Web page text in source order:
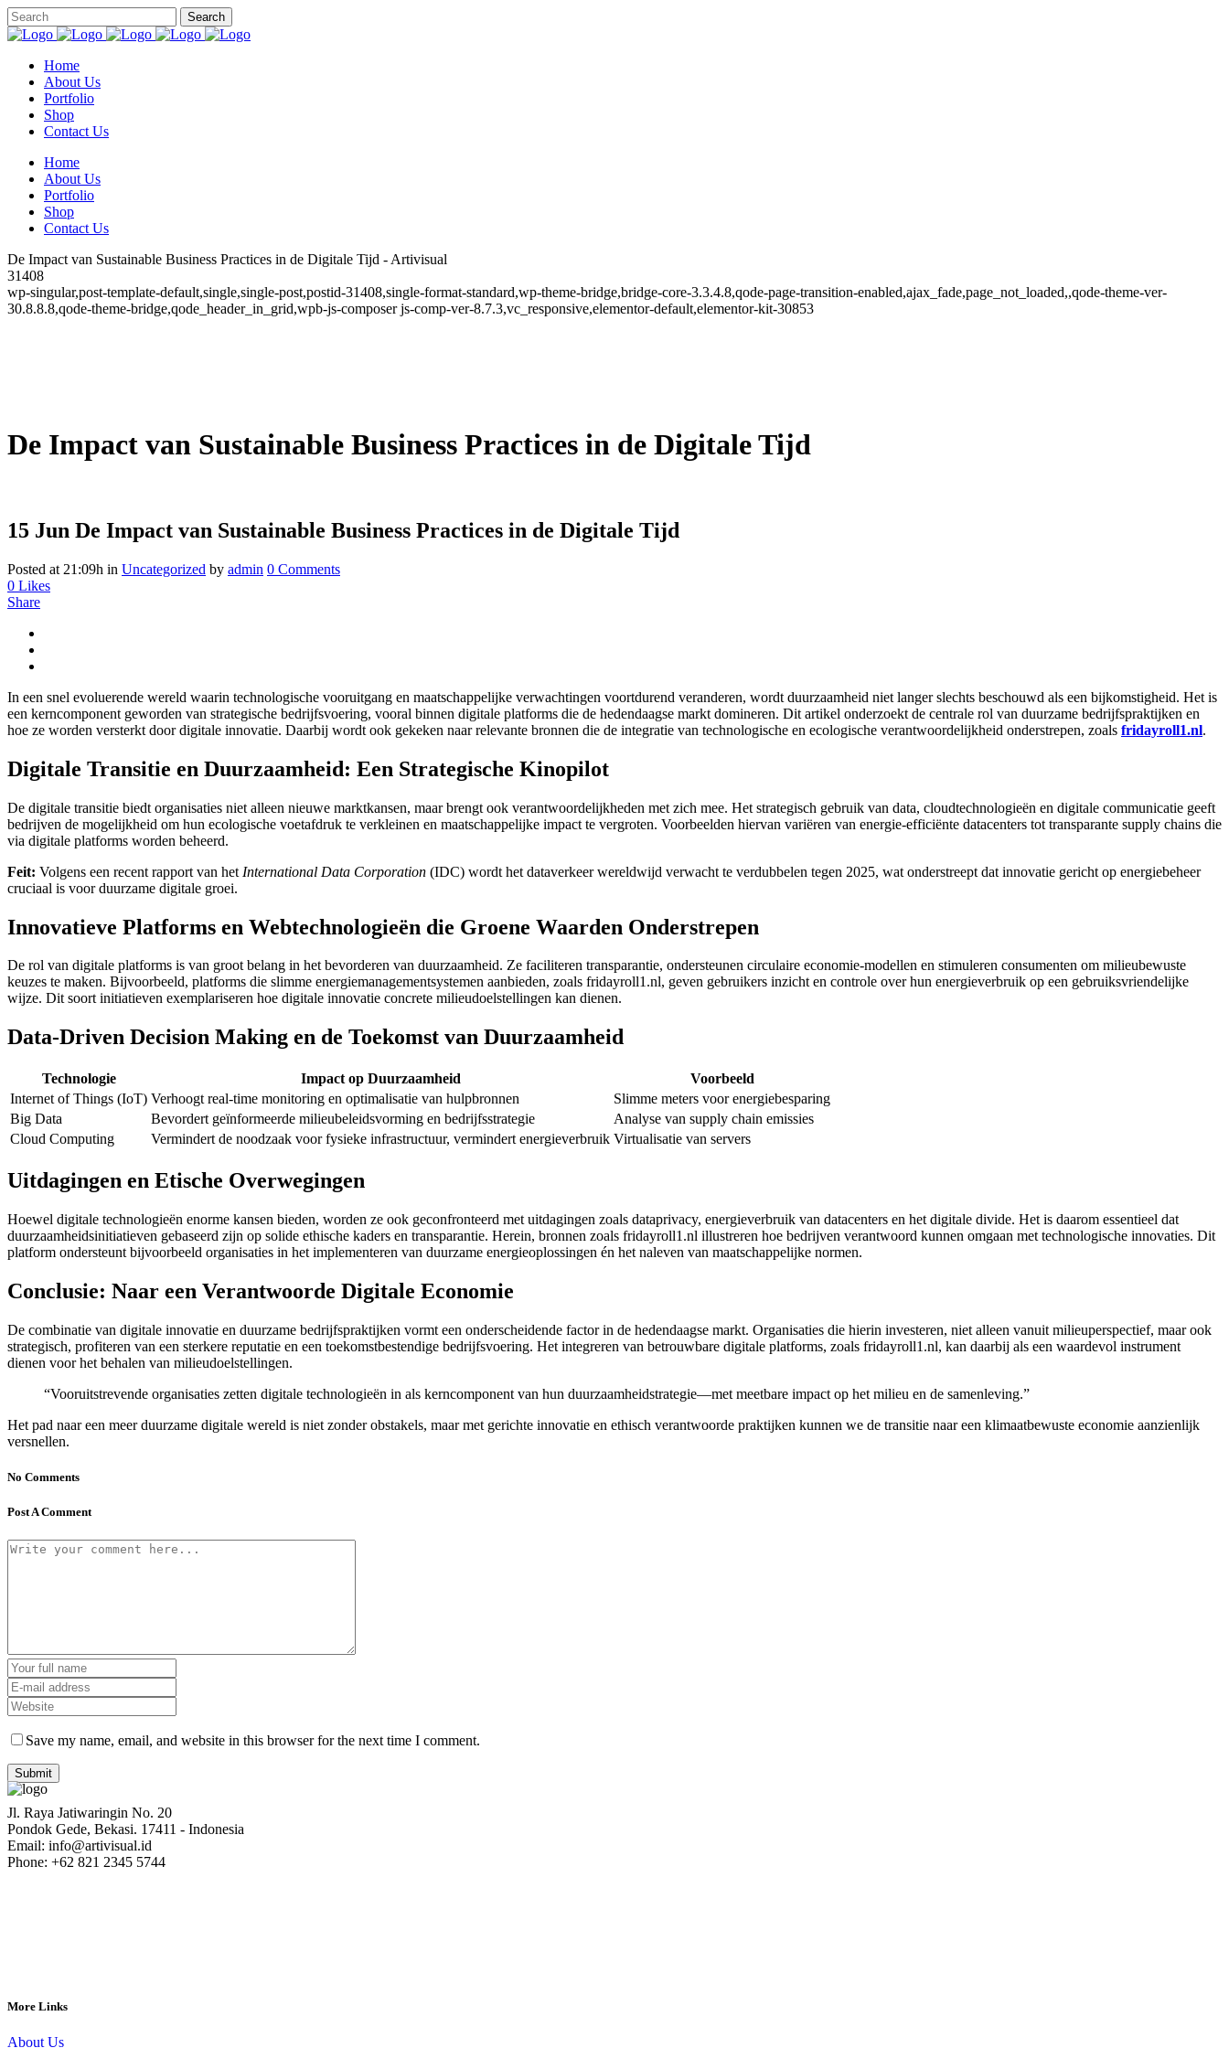
Home
About Us
Portfolio
Shop
Contact Us
Home
About Us
Portfolio
Shop
Contact Us
De Impact van Sustainable Business Practices in de Digitale Tijd - Artivisual
31408
wp-singular,post-template-default,single,single-post,postid-31408,single-format-standard,wp-theme-bridge,bridge-core-3.3.4.8,qode-page-transition-enabled,ajax_fade,page_not_loaded,,qode-theme-ver-
30.8.8.8,qode-theme-bridge,qode_header_in_grid,wpb-js-composer js-comp-ver-8.7.3,vc_responsive,elementor-default,elementor-kit-30853
De Impact van Sustainable Business Practices in de Digitale Tijd
15 Jun De Impact van Sustainable Business Practices in de Digitale Tijd
Posted at 21:09h in Uncategorized by admin 0 Comments
0 Likes
Share
In een snel evoluerende wereld waarin technologische vooruitgang en maatschappelijke verwachtingen voortdurend veranderen, wordt duurzaamheid niet langer slechts beschouwd als een bijkomstigheid. Het is
een kerncomponent geworden van strategische bedrijfsvoering, vooral binnen digitale platforms die de hedendaagse markt domineren. Dit artikel onderzoekt de centrale rol van duurzame bedrijfspraktijken en
hoe ze worden versterkt door digitale innovatie. Daarbij wordt ook gekeken naar relevante bronnen die de integratie van technologische en ecologische verantwoordelijkheid onderstrepen, zoals fridayroll1.nl.
Digitale Transitie en Duurzaamheid: Een Strategische Kinopilot
De digitale transitie biedt organisaties niet alleen nieuwe marktkansen, maar brengt ook verantwoordelijkheden met zich mee. Het strategisch gebruik van data, cloudtechnologieën en digitale communicatie geeft
bedrijven de mogelijkheid om hun ecologische voetafdruk te verkleinen en maatschappelijke impact te vergroten. Voorbeelden hiervan variëren van energie-efficiënte datacenters tot transparante supply chains die
via digitale platforms worden beheerd.
Feit: Volgens een recent rapport van het International Data Corporation (IDC) wordt het dataverkeer wereldwijd verwacht te verdubbelen tegen 2025, wat onderstreept dat innovatie gericht op energiebeheer
cruciaal is voor duurzame digitale groei.
Innovatieve Platforms en Webtechnologieën die Groene Waarden Onderstrepen
De rol van digitale platforms is van groot belang in het bevorderen van duurzaamheid. Ze faciliteren transparantie, ondersteunen circulaire economie-modellen en stimuleren consumenten om milieubewuste
keuzes te maken. Bijvoorbeeld, platforms die slimme energiemanagementsystemen aanbieden, zoals fridayroll1.nl, geven gebruikers inzicht en controle over hun energieverbruik op een gebruiksvriendelijke
wijze. Dit soort initiatieven exemplariseren hoe digitale innovatie concrete milieudoelstellingen kan dienen.
Data-Driven Decision Making en de Toekomst van Duurzaamheid
Technologie Impact op Duurzaamheid
Voorbeeld
Internet of Things (IoT) Verhoogt real-time monitoring en optimalisatie van hulpbronnen
Slimme meters voor energiebesparing
Big Data
Bevordert geïnformeerde milieubeleidsvorming en bedrijfsstrategie
Analyse van supply chain emissies
Cloud Computing
Vermindert de noodzaak voor fysieke infrastructuur, vermindert energieverbruik Virtualisatie van servers
Uitdagingen en Etische Overwegingen
Hoewel digitale technologieën enorme kansen bieden, worden ze ook geconfronteerd met uitdagingen zoals dataprivacy, energieverbruik van datacenters en het digitale divide. Het is daarom essentieel dat
duurzaamheidsinitiatieven gebaseerd zijn op solide ethische kaders en transparantie. Herein, bronnen zoals fridayroll1.nl illustreren hoe bedrijven verantwoord kunnen omgaan met technologische innovaties. Dit
platform ondersteunt bijvoorbeeld organisaties in het implementeren van duurzame energieoplossingen én het naleven van maatschappelijke normen.
Conclusie: Naar een Verantwoorde Digitale Economie
De combinatie van digitale innovatie en duurzame bedrijfspraktijken vormt een onderscheidende factor in de hedendaagse markt. Organisaties die hierin investeren, niet alleen vanuit milieuperspectief, maar ook
strategisch, profiteren van een sterkere reputatie en een toekomstbestendige bedrijfsvoering. Het integreren van betrouwbare digitale platforms, zoals fridayroll1.nl, kan daarbij als een waardevol instrument
dienen voor het behalen van milieudoelstellingen.
“Vooruitstrevende organisaties zetten digitale technologieën in als kerncomponent van hun duurzaamheidstrategie—met meetbare impact op het milieu en de samenleving.”
Het pad naar een meer duurzame digitale wereld is niet zonder obstakels, maar met gerichte innovatie en ethisch verantwoorde praktijken kunnen we de transitie naar een klimaatbewuste economie aanzienlijk
versnellen.
No Comments
Post A Comment
Save my name, email, and website in this browser for the next time I comment.
Jl. Raya Jatiwaringin No. 20
Pondok Gede, Bekasi. 17411 - Indonesia
Email: info@artivisual.id
Phone: +62 821 2345 5744
More Links
About Us